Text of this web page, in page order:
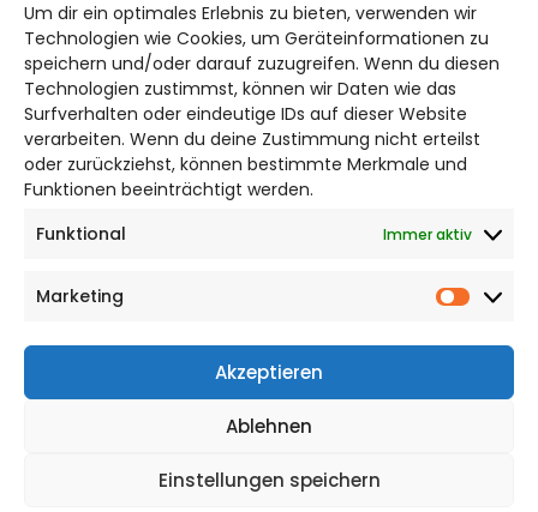
Um dir ein optimales Erlebnis zu bieten, verwenden wir
Technologien wie Cookies, um Geräteinformationen zu
speichern und/oder darauf zuzugreifen. Wenn du diesen
Technologien zustimmst, können wir Daten wie das
Surfverhalten oder eindeutige IDs auf dieser Website
verarbeiten. Wenn du deine Zustimmung nicht erteilst
oder zurückziehst, können bestimmte Merkmale und
Funktionen beeinträchtigt werden.
Funktional
Immer aktiv
Marketing
Akzeptieren
Ablehnen
Einstellungen speichern
Bruchtorwall 12
38100 Braunschweig
Telefon: 0531 387220 – 65
DAS STADTMAGAZIN FÜR
SALZGITTER
Impressum
Cookie Richtlinie
CITYLIFE! BEI FACEBOOK